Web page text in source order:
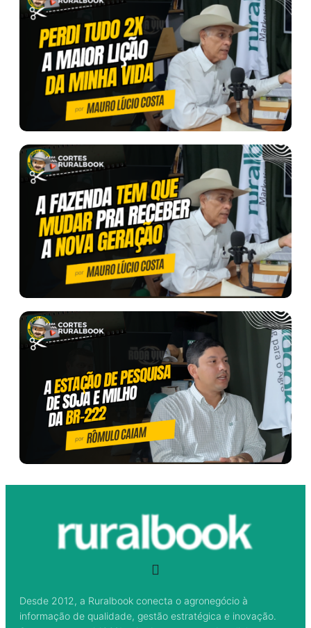
Desde 2012, a Ruralbook conecta o agronegócio à
informação de qualidade, gestão estratégica e inovação.